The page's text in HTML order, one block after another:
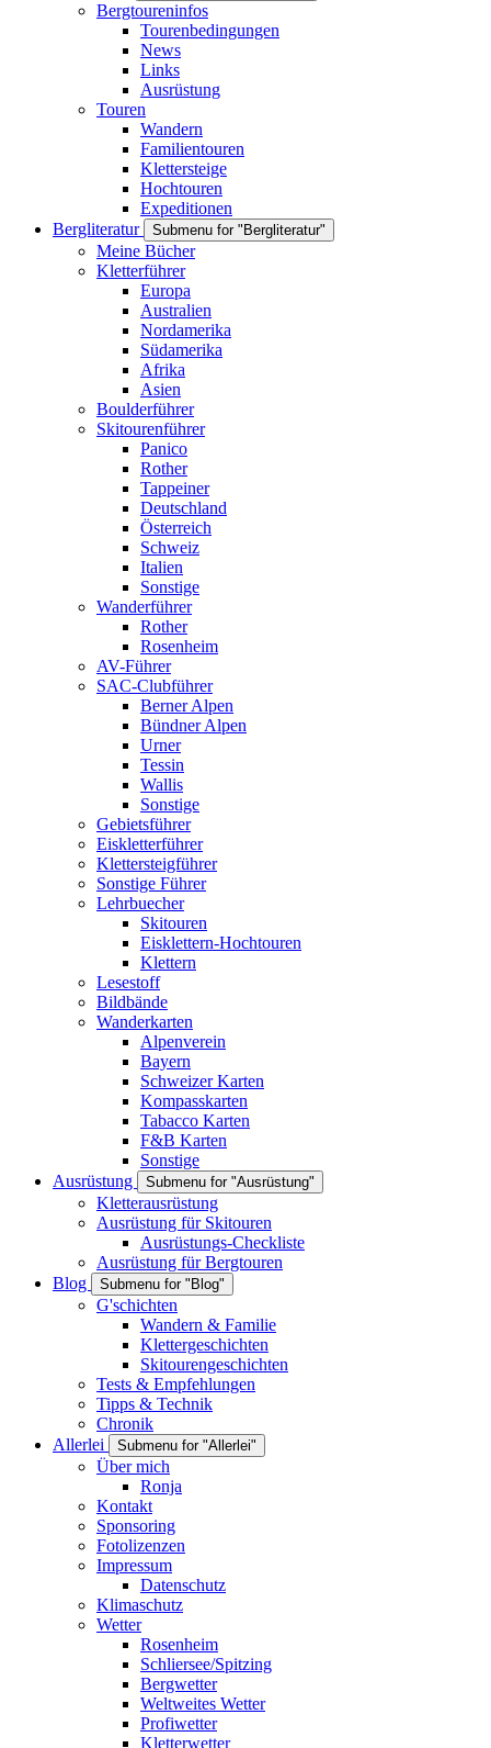
Bergtoureninfos
Tourenbedingungen
News
Links
Ausrüstung
Touren
Wandern
Familientouren
Klettersteige
Hochtouren
Expeditionen
Bergliteratur
Submenu for "Bergliteratur"
Meine Bücher
Kletterführer
Europa
Australien
Nordamerika
Südamerika
Afrika
Asien
Boulderführer
Skitourenführer
Panico
Rother
Tappeiner
Deutschland
Österreich
Schweiz
Italien
Sonstige
Wanderführer
Rother
Rosenheim
AV-Führer
SAC-Clubführer
Berner Alpen
Bündner Alpen
Urner
Tessin
Wallis
Sonstige
Gebietsführer
Eiskletterführer
Klettersteigführer
Sonstige Führer
Lehrbuecher
Skitouren
Eisklettern-Hochtouren
Klettern
Lesestoff
Bildbände
Wanderkarten
Alpenverein
Bayern
Schweizer Karten
Kompasskarten
Tabacco Karten
F&B Karten
Sonstige
Ausrüstung
Submenu for "Ausrüstung"
Kletterausrüstung
Ausrüstung für Skitouren
Ausrüstungs-Checkliste
Ausrüstung für Bergtouren
Blog
Submenu for "Blog"
G'schichten
Wandern & Familie
Klettergeschichten
Skitourengeschichten
Tests & Empfehlungen
Tipps & Technik
Chronik
Allerlei
Submenu for "Allerlei"
Über mich
Ronja
Kontakt
Sponsoring
Fotolizenzen
Impressum
Datenschutz
Klimaschutz
Wetter
Rosenheim
Schliersee/Spitzing
Bergwetter
Weltweites Wetter
Profiwetter
Kletterwetter